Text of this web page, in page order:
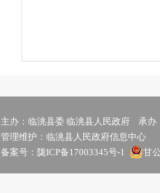
主办：临洮县委 临洮县人民政府 承办
管理维护：临洮县人民政府信息中心
备案号： 陇ICP备17003345号-1 甘